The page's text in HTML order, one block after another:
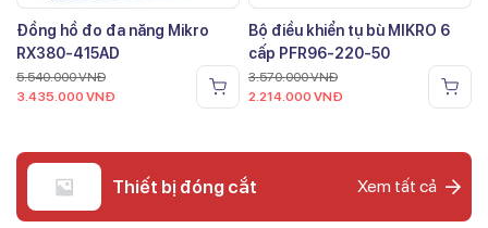
Đồng hồ đo đa năng Mikro
RX380-415AD
5.540.000VNĐ
3.435.000 VNĐ
Bộ điều khiển tụ bù MIKRO 6
cấp PFR96-220-50
3.570.000VNĐ
2.214.000 VNĐ
Thiết bị đóng cắt Xem tất cả